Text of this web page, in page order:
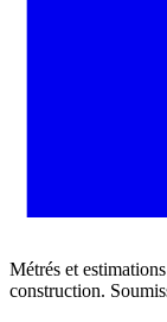
Métrés et
construction.